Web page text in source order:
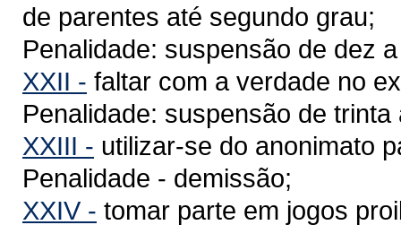
de parentes até segundo grau;
Penalidade: suspensão de dez
XXII - faltar com a verdade no
Penalidade: suspensão de
XXIII - utilizar-se do anonimato
Penalidade - demissão;
XXIV - tomar parte em jogos